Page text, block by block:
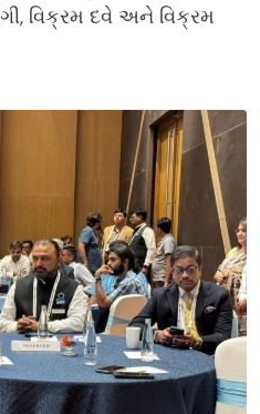
વિક્રમ દવે અને વિક્રમ